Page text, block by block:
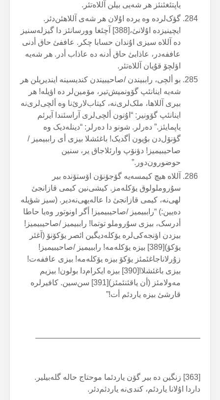
یاپتئغئنئز هر شەیی بیلن آللاەتئر.
گؤک‌لردە وە یردە اۇلان هر شەی آللاهئن‌دئر.
ایچینیزدە اۇلانئ،[388] آچئغا وورسانئز دا گیزلەسنیز
دە آللاە سیزی اۇندان حسابا چکر. عاففئ حاق أدنی
عاففەدر، عاذابئ حاق أدنە دە عاذاب أدر. هر شەیە
اؤلچۆ قۇیان آللاەتئر.
بو ألچی، راببیندن /صاحیبیندن کندیسینە ایندیریلن هر
شەیە اینانئپ گۆونمیش‌تیر، مۆمین‌لر دە اؤیلە! هر
بیری آللاها، ملک‌لری‌نە، کیتاب‌لارئ‌نا وە ألچی‌لری‌نە
اینانئپ گۆونیر: “اۇنون ألچی‌لری آراسئندا آیرئم
یاپمایئز.” دەرلر. شونو دا دەرلر: “دینلەدیک وە
گؤنۆل‌دن بۇیون أگدیک! باغئشلا بیزی أی راببیمیز /
صاحیبیمیز! دؤنۆپ وارئلاجاق یر، سنین
حوضورون‌دور.”
آللاە هیچ کیمسەیە گۆجۆنۆن اۆستۆندە بیر
سۇروملولوق یۆکلەمز. کیشی‌نین کیمی قازانجئ
لهی‌نە، کیمی قازانجئ دا عالەیهی‌نەدیر. (سیز شؤیلە
دەیین:) “راببیمیز /صاحیبیمیز! أگر اونوتور وەیا حاطا
أدرسک، بیزی سۇروملو توتما! راببیمیز /صاحیبیمیز!
بیزدن اؤنجەکی‌لرە یۆکلەدیگین ائصر یۆکۆنۆ (آغئر
یۆکۆ)[389] بیزە یۆکلەمە! راببیمیز /صاحیبیمیز!
زۇرلاناجاغئمئز یۆکۆ بیزە یۆکلەمە! بیزی عاففەت!
بیزی باغئشلا![390] بیزە ایکرام‌دا بولون! بیزیم
مەولامئز (أن یاقئنئمئز)[391] سن‌سین. کافیرلرە
قارشئ بیزە یاردئم أت!”
—————————————————————
[363] زنگین دە بیر گۆن یاردئما موحتاج حالە گلەبیلیر.
داردا اۇلانا یاردئم، کندی‌نە یاردئم‌دئر.